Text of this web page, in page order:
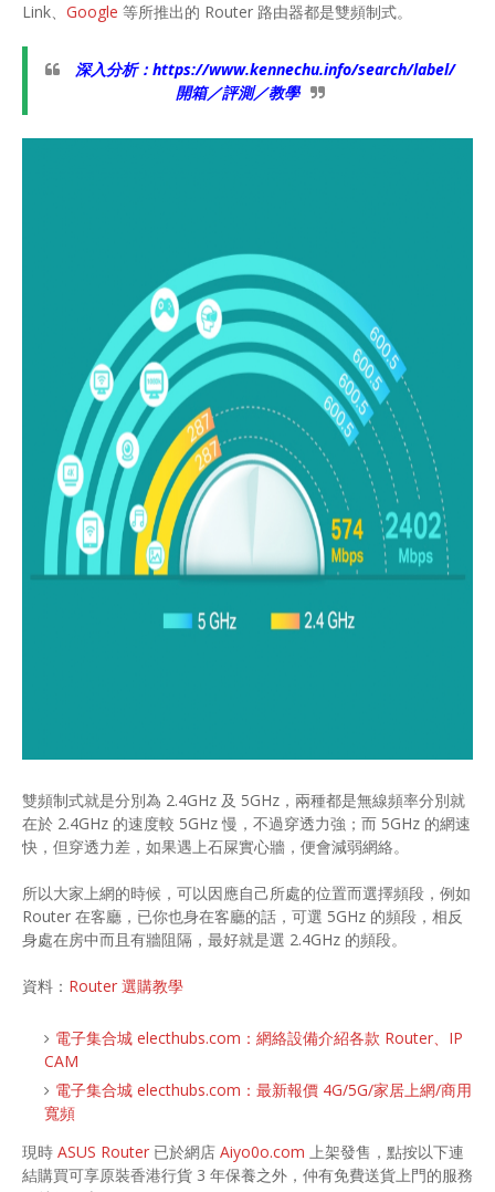
Link、 Google 等所推出的 Router 路由器都是雙頻制式。
深入分析： https://www.kennechu.info/search/label/
開箱／評測／教學
雙頻制式就是分別為 2.4GHz 及 5GHz，兩種都是無線頻率分別就
在於 2.4GHz 的速度較 5GHz 慢，不過穿透力強；而 5GHz 的網速
快，但穿透力差，如果遇上石屎實心牆，便會減弱網絡。
所以大家上網的時候，可以因應自己所處的位置而選擇頻段，例如
Router 在客廳，已你也身在客廳的話，可選 5GHz 的頻段，相反
身處在房中而且有牆阻隔，最好就是選 2.4GHz 的頻段。
資料： Router 選購教學
電子集合城 electhubs.com：網絡設備介紹各款 Router、IP
CAM
電子集合城 electhubs.com：最新報價 4G/5G/家居上網/商用
寬頻
現時 ASUS Router 已於網店 Aiyo0o.com 上架發售，點按以下連
結購買可享原裝香港行貨 3 年保養之外，仲有免費送貨上門的服務